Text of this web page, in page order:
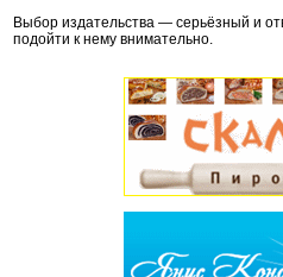
Выбор издательства — серьёзный и
подойти к нему внимательно.